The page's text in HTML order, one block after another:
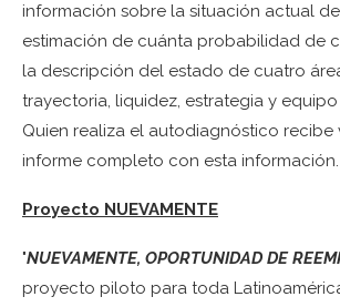
información sobre la situación actual
estimación de cuánta probabilidad de
la descripción del estado de cuatro
trayectoria, liquidez, estrategia y equipo
Quien realiza el autodiagnóstico recibe
informe completo con esta información.
Proyecto NUEVAMENTE
"NUEVAMENTE, OPORTUNIDAD DE
proyecto piloto para toda